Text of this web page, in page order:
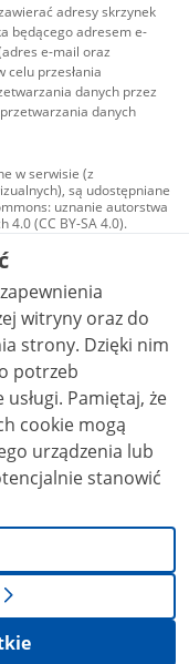
adresy skrzynek
będącego adresem e-
e-mail oraz
celu przesłania
danych przez
danych
w serwisie (z
są udostępniane
uznanie autorstwa
4.0 (CC BY-SA 4.0).
zdjęcia, materiały
na licencji typu
autorstwa użycie
zależnych 4.0 (CC BY-
inaczej.
witryny oraz do
Dzięki nim
potrzeb
że
cookie mogą
urządzenia lub
stanowić